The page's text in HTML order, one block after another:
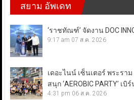
สยาม อัพเดท
‘ราชทัณฑ์’ จัดงาน DOC
9:17 am 07 ส.ค. 2026
เดอะไนน์ เซ็นเตอร์ พระรา
สนุก ‘AEROBIC PARTY’
4:31 pm 06 ส.ค. 2026